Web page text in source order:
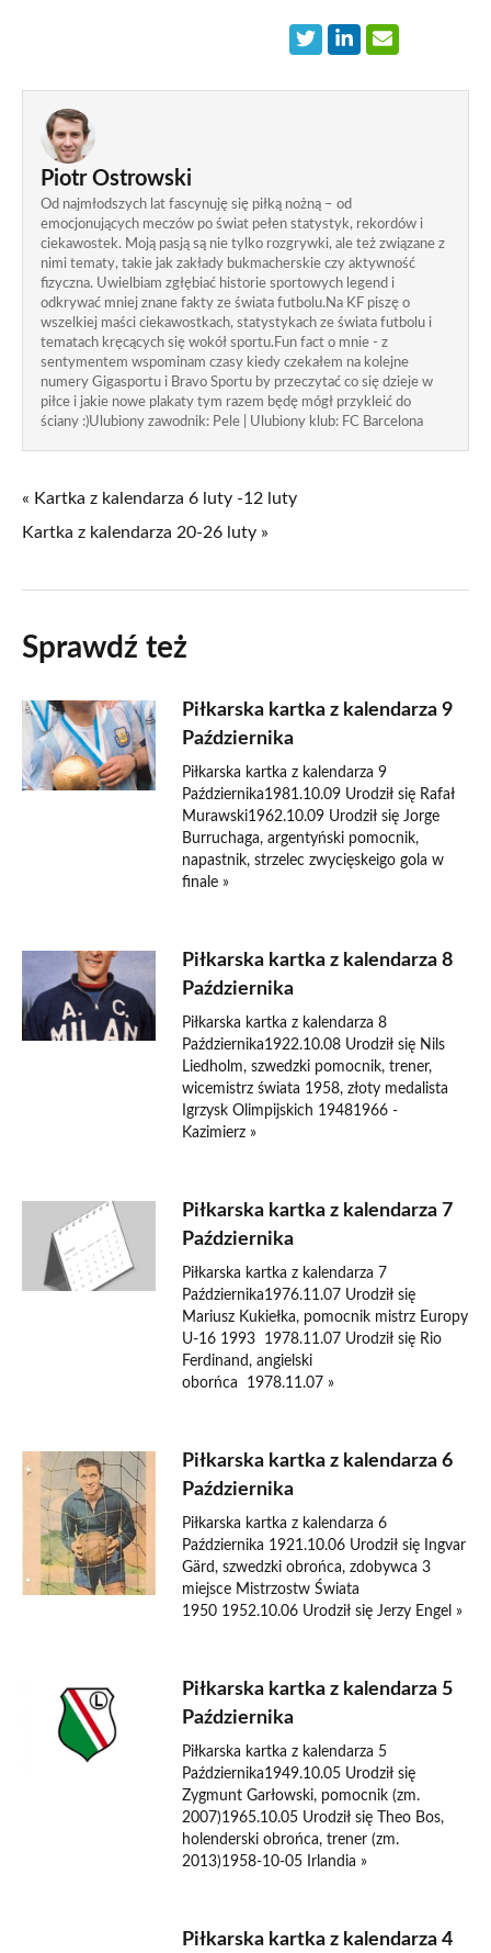
Piotr Ostrowski
Od najmłodszych lat fascynuję się piłką nożną – od
emocjonujących meczów po świat pełen statystyk, rekordów i
ciekawostek. Moją pasją są nie tylko rozgrywki, ale też związane z
nimi tematy, takie jak zakłady bukmacherskie czy aktywność
fizyczna. Uwielbiam zgłębiać historie sportowych legend i
odkrywać mniej znane fakty ze świata futbolu.Na KF piszę o
wszelkiej maści ciekawostkach, statystykach ze świata futbolu i
tematach kręcących się wokół sportu.Fun fact o mnie - z
sentymentem wspominam czasy kiedy czekałem na kolejne
numery Gigasportu i Bravo Sportu by przeczytać co się dzieje w
piłce i jakie nowe plakaty tym razem będę mógł przykleić do
ściany :)Ulubiony zawodnik: Pele | Ulubiony klub: FC Barcelona
« Kartka z kalendarza 6 luty -12 luty
Kartka z kalendarza 20-26 luty »
Sprawdź też
Piłkarska kartka z kalendarza 9
Października
Piłkarska kartka z kalendarza 9
Października1981.10.09 Urodził się Rafał
Murawski1962.10.09 Urodził się Jorge
Burruchaga, argentyński pomocnik,
napastnik, strzelec zwycięskeigo gola w
finale »
Piłkarska kartka z kalendarza 8
Października
Piłkarska kartka z kalendarza 8
Października1922.10.08 Urodził się Nils
Liedholm, szwedzki pomocnik, trener,
wicemistrz świata 1958, złoty medalista
Igrzysk Olimpijskich 19481966 -
Kazimierz »
Piłkarska kartka z kalendarza 7
Października
Piłkarska kartka z kalendarza 7
Października1976.11.07 Urodził się
Mariusz Kukiełka, pomocnik mistrz Europy
U-16 1993 1978.11.07 Urodził się Rio
Ferdinand, angielski
oborńca 1978.11.07 »
Piłkarska kartka z kalendarza 6
Października
Piłkarska kartka z kalendarza 6
Października 1921.10.06 Urodził się Ingvar
Gärd, szwedzki obrońca, zdobywca 3
miejsce Mistrzostw Świata
1950 1952.10.06 Urodził się Jerzy Engel »
Piłkarska kartka z kalendarza 5
Października
Piłkarska kartka z kalendarza 5
Października1949.10.05 Urodził się
Zygmunt Garłowski, pomocnik (zm.
2007)1965.10.05 Urodził się Theo Bos,
holenderski obrońca, trener (zm.
2013)1958-10-05 Irlandia »
Piłkarska kartka z kalendarza 4